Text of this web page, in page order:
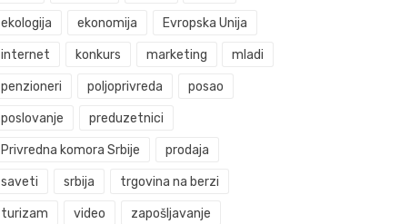
ekologija ekonomija Evropska Unija
internet konkurs marketing mladi
penzioneri poljoprivreda posao
poslovanje preduzetnici
Privredna komora Srbije prodaja
saveti srbija trgovina na berzi
turizam video zapošljavanje